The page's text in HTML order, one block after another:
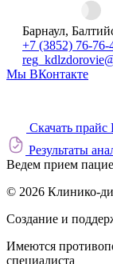
Барнаул,
+7 (3852) 76-76-
Мы ВКонтакте
Скачать прайс
Результаты
Ведем прием
© 2026 Клинико-
Создание и
Имеются
специалиста